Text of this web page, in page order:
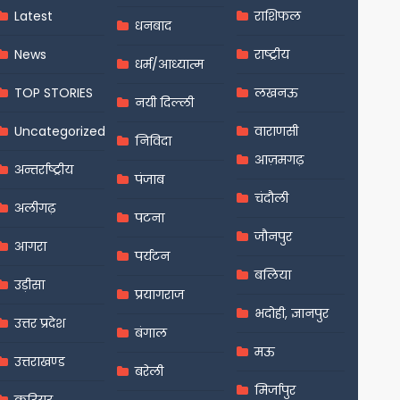
Latest
News
TOP STORIES
Uncategorized
अन्तर्राष्ट्रीय
अलीगढ़
आगरा
उड़ीसा
उत्तर प्रदेश
उत्तराखण्ड
धनबाद
धर्म/आध्यात्म
नयी दिल्ली
निविदा
पंजाब
पटना
पर्यटन
प्रयागराज
बंगाल
बरेली
राशिफल
राष्ट्रीय
लखनऊ
वाराणसी
आज़मगढ़
चंदौली
जौनपुर
बलिया
भदोही, ज्ञानपुर
मऊ
मिर्जापुर